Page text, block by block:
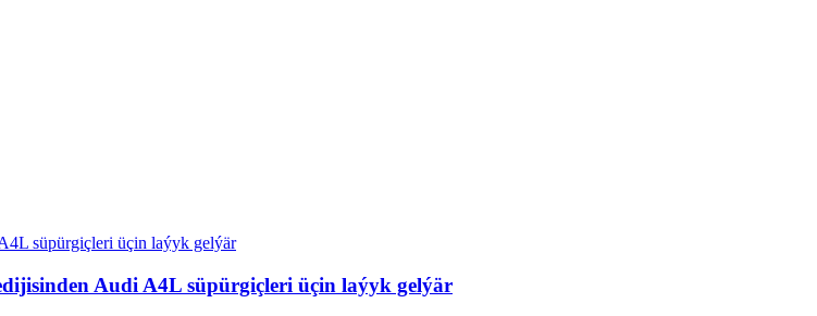
Audi A4L süpürgiçleri üçin laýyk gelýär